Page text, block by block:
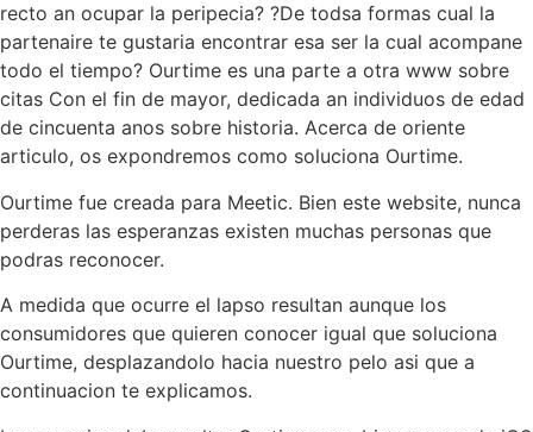
recto an ocupar la peripecia? ?De todsa formas cual la
partenaire te gustaria encontrar esa ser la cual acompane
todo el tiempo? Ourtime es una parte a otra www sobre
citas Con el fin de mayor, dedicada an individuos de edad
de cincuenta anos sobre historia. Acerca de oriente
articulo, os expondremos como soluciona Ourtime.
Ourtime fue creada para Meetic. Bien este website, nunca
perderas las esperanzas existen muchas personas que
podras reconocer.
A medida que ocurre el lapso resultan aunque los
consumidores que quieren conocer igual que soluciona
Ourtime, desplazandolo hacia nuestro pelo asi que a
continuacion te explicamos.